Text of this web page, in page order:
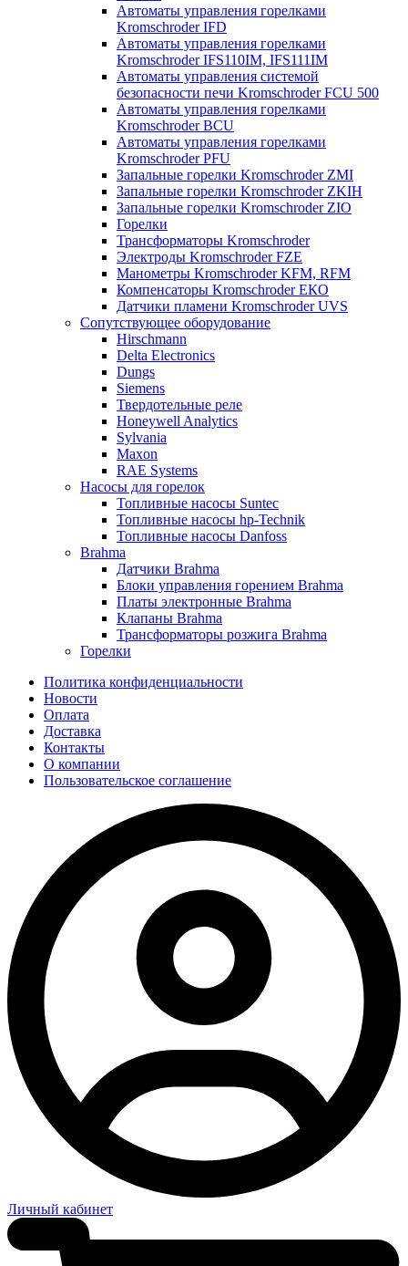
Автоматы управления горелками
Kromschroder IFD
Автоматы управления горелками
Kromschroder IFS110IM, IFS111IM
Автоматы управления системой
безопасности печи Kromschroder FCU 500
Автоматы управления горелками
Kromschroder BCU
Автоматы управления горелками
Kromschroder PFU
Запальные горелки Kromschroder ZМI
Запальные горелки Kromschroder ZKIH
Запальные горелки Kromschroder ZIO
Горелки
Трансформаторы Kromschroder
Электроды Kromschroder FZE
Манометры Kromschroder KFM, RFM
Компенсаторы Kromschroder ЕКО
Датчики пламени Kromschroder UVS
Сопутствующее оборудование
Hirschmann
Delta Electronics
Dungs
Siemens
Твердотельные реле
Honeywell Analytics
Sylvania
Maxon
RAE Systems
Насосы для горелок
Топливные насосы Suntec
Топливные насосы hp-Technik
Топливные насосы Danfoss
Brahma
Датчики Brahma
Блоки управления горением Brahma
Платы электронные Brahma
Клапаны Brahma
Трансформаторы розжига Brahma
Горелки
Политика конфиденциальности
Новости
Оплата
Доставка
Контакты
О компании
Пользовательское соглашение
Личный кабинет